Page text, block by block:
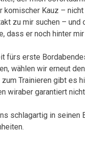
komischer Kauz –
zu mir suchen –
dass er noch hinter
fürs erste
wählen wir erneut
Trainieren gibt es
wiraber garantiert
schlagartig in